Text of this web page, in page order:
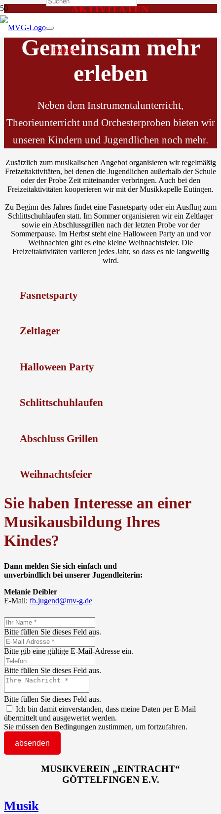
Kontakt
AKTIVITÄTEN
Gemeinsam mehr
erleben
Neben dem Instrumentalunterricht,
Theorieunterricht und Orchesterproben bieten wir
unseren Kindern und Jugendlichen noch mehr.
Zusätzlich zum musikalischen Angebot organisieren wir regelmäßig
Freizeitaktivitäten, bei denen die Jugendlichen außerhalb der Schule
oder der Probe Zeit miteinander verbringen. Auch bei den
Freizeitaktivitäten kooperieren wir mit der Musikkapelle Eutingen.
Zu Beginn des Jahres findet eine Fasnetsparty oder ein Ausflug zum
Schlittschuhlaufen statt. Im Sommer organisieren wir ein Zeltlager
sowie ein Abschlussgrillen nach der letzten Probe vor der
Sommerpause. Im Herbst steht eine Halloween Party an und vor
Weihnachten gibt es eine kleine Weihnachtsfeier. Die
Freizeitaktivitäten variieren jedes Jahr, so dass es nie langweilig
wird.
Fasnetsparty
Zeltlager
Halloween Party
Schlittschuhlaufen
Abschluss Grillen
Weihnachtsfeier
Sie haben Interesse an einer
Musikausbildung Ihres
Kindes?
Dann melden Sie sich einfach und
unverbindlich bei unserer Jugendleiterin:
Melanie Deibler
E-Mail: fb.jugend@mv-g.de
Bitte füllen Sie dieses Feld aus.
Bitte gib eine gültige E-Mail-Adresse ein.
Bitte füllen Sie dieses Feld aus.
Bitte füllen Sie dieses Feld aus.
Ich bin damit einverstanden, dass meine Daten per E-Mail
übermittelt und ausgewertet werden.
Sie müssen den Bedingungen zustimmen, um fortzufahren.
absenden
MUSIKVEREIN „EINTRACHT“
GÖTTELFINGEN E.V.
Musik